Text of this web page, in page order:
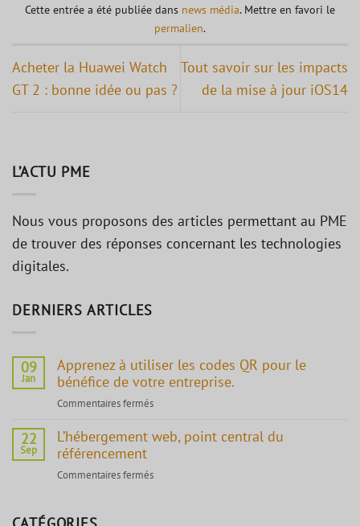
Cette entrée a été publiée dans news média. Mettre en favori le
permalien.
Acheter la Huawei Watch
GT 2 : bonne idée ou pas ?
Tout savoir sur les impacts
de la mise à jour iOS14
L’ACTU PME
Nous vous proposons des articles permettant au PME
de trouver des réponses concernant les technologies
digitales.
DERNIERS ARTICLES
09
Jan
Apprenez à utiliser les codes QR pour le
bénéfice de votre entreprise.
Commentaires fermés
à
22
Sep
L’hébergement web, point central du
référencement
Commentaires fermés